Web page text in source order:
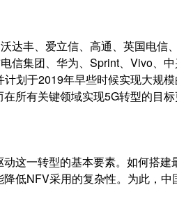
丰、爱立信、高通、英国电信
信集团、华为、Sprint、Vivo、
划于2019年早些时候实现大规
所有关键领域实现5G转型的目标
一转型的基本要素。如何搭建
低NFV采用的复杂性。为此，